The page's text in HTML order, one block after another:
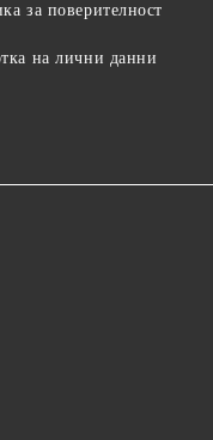
за поверителност
на лични данни